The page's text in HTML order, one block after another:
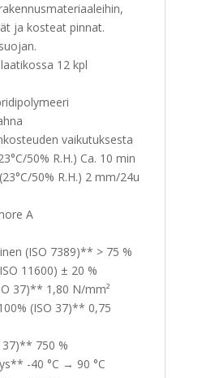
ja kosteat pinnat.
12 kpl
vaikutuksesta
50% R.H.) Ca. 10 min
50% R.H.) 2 mm/24u
A
(ISO 7389)** > 75 %
11600) ± 20 %
37)** 1,80 N/mm²
(ISO 37)** 0,75
37)** 750 %
-40 °C → 90 °C